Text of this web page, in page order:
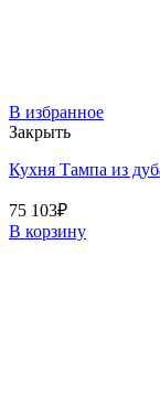
В избранное
Закрыть
Кухня Тампа из
75 103₽
В корзину